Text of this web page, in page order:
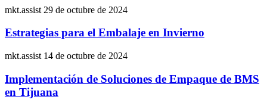
mkt.assist 29 de octubre de 2024
Estrategias para el Embalaje en Invierno
mkt.assist 14 de octubre de 2024
Implementación de Soluciones de Empaque de BMS
en Tijuana